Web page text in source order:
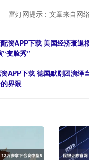
富灯网提示：文章来自网
资APP下载 美国经济衰退
“变脸秀”
APP下载 德国默剧团演绎
界限